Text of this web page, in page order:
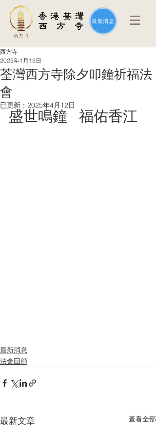
最新消息
荃灣西方寺除夕叩鐘祈福法
會
西方寺
2025年1月13日
已更新： 2025年4月12日
盛世鳴鐘   福佑香江
最新消息
法會回顧
最新文章 查看全部